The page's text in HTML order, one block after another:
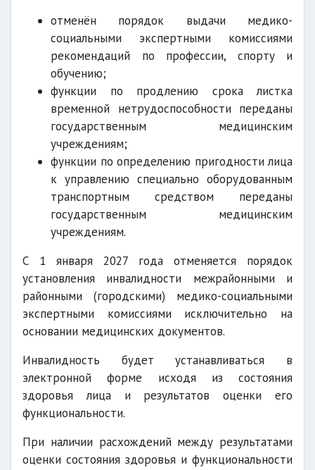
отменён порядок выдачи медико-
социальными экспертными комиссиями
рекомендаций по профессии, спорту и
обучению;
функции по продлению срока листка
временной нетрудоспособности переданы
государственным медицинским
учреждениям;
функции по определению пригодности лица
к управлению специально оборудованным
транспортным средством переданы
государственным медицинским
учреждениям.
С 1 января 2027 года отменяется порядок
установления инвалидности межрайонными и
районными (городскими) медико-социальными
экспертными комиссиями исключительно на
основании медицинских документов.
Инвалидность будет устанавливаться в
электронной форме исходя из состояния
здоровья лица и результатов оценки его
функциональности.
При наличии расхождений между результатами
оценки состояния здоровья и функциональности